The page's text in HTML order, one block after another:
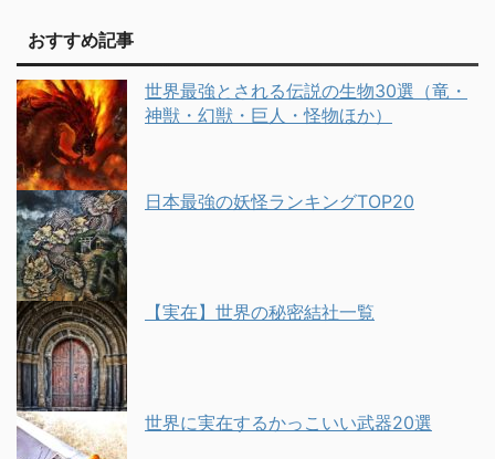
おすすめ記事
世界最強とされる伝説の生物30選（竜・
神獣・幻獣・巨人・怪物ほか）
日本最強の妖怪ランキングTOP20
【実在】世界の秘密結社一覧
世界に実在するかっこいい武器20選